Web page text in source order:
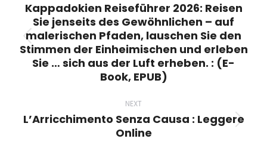
Previous
post:
Kappadokien Reiseführer 2026: Reisen
Sie jenseits des Gewöhnlichen – auf
malerischen Pfaden, lauschen Sie den
Stimmen der Einheimischen und erleben
Sie … sich aus der Luft erheben. : (E-
Book, EPUB)
NEXT
Next
L’Arricchimento Senza Causa : Leggere
Online